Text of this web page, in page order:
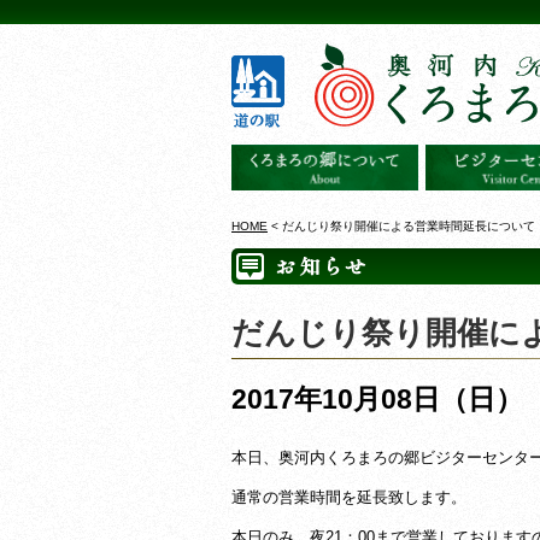
HOME < だんじり祭り開催による営業時間延長について
だんじり祭り開催に
2017年10月08日（日）
本日、奥河内くろまろの郷ビジターセンタ
通常の営業時間を延長致します。